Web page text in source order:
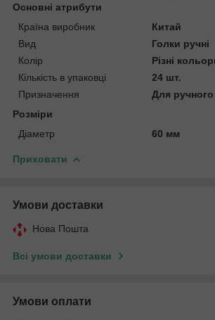
Основні атрибути
Країна виробник
Китай
Вид
Голки ручні
Колір
Різні
Кількість в упаковці
24 шт.
Призначення
Для
Розміри
Діаметр
60 мм
Приховати
Умови доставки
Нова Пошта
Всі умови доставки
Умови оплати